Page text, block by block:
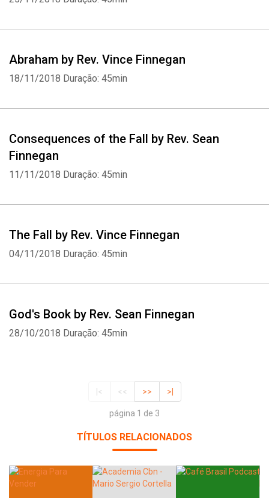
Abraham by Rev. Vince Finnegan
18/11/2018 Duração: 45min
Consequences of the Fall by Rev. Sean
Finnegan
11/11/2018 Duração: 45min
The Fall by Rev. Vince Finnegan
04/11/2018 Duração: 45min
God's Book by Rev. Sean Finnegan
28/10/2018 Duração: 45min
|< << >> >|
página 1 de 3
TÍTULOS RELACIONADOS